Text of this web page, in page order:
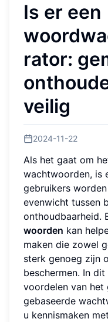
Is er een
rator:
veilig
2024-11-22
Als het gaat om
wachtwoorden, is
gebruikers
evenwicht tussen
onthoudbaarheid.
woorden kan
maken die zowel
sterk genoeg zijn
beschermen. In
voordelen van het
gebaseerde
u kennismaken